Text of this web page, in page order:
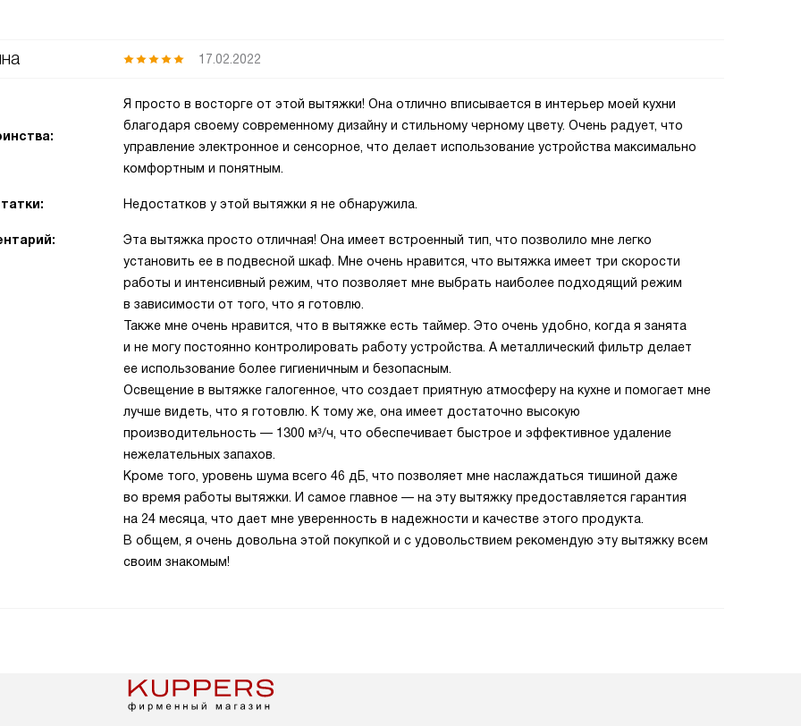
17.02.2022
Я просто в восторге от этой вытяжки! Она отлично вписывается в интерьер моей кухни
благодаря своему современному дизайну и стильному черному цвету. Очень радует, что
управление электронное и сенсорное, что делает использование устройства максимально
комфортным и понятным.
Недостатков у этой вытяжки я не обнаружила.
Эта вытяжка просто отличная! Она имеет встроенный тип, что позволило мне легко
установить ее в подвесной шкаф. Мне очень нравится, что вытяжка имеет три скорости
работы и интенсивный режим, что позволяет мне выбрать наиболее подходящий режим
в зависимости от того, что я готовлю.
Также мне очень нравится, что в вытяжке есть таймер. Это очень удобно, когда я занята
и не могу постоянно контролировать работу устройства. А металлический фильтр делает
ее использование более гигиеничным и безопасным.
Освещение в вытяжке галогенное, что создает приятную атмосферу на кухне и помогает мне
лучше видеть, что я готовлю. К тому же, она имеет достаточно высокую
производительность — 1300 м³/ч, что обеспечивает быстрое и эффективное удаление
нежелательных запахов.
Кроме того, уровень шума всего 46 дБ, что позволяет мне наслаждаться тишиной даже
во время работы вытяжки. И самое главное — на эту вытяжку предоставляется гарантия
на 24 месяца, что дает мне уверенность в надежности и качестве этого продукта.
В общем, я очень довольна этой покупкой и с удовольствием рекомендую эту вытяжку всем
своим знакомым!